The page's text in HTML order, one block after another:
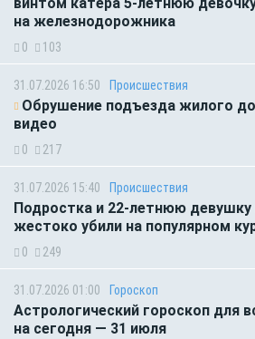
винтом катера 5-летнюю
на железнодорожника
0 103
31.07.2026 16:50 Происшествия
Обрушение подъезда жилого
видео
0 217
31.07.2026 15:40 Происшествия
Подростка и 22-летнюю девушку
жестоко убили на популярном
0 249
31.07.2026 01:00 Гороскоп
Астрологический гороскоп для
на сегодня — 31 июля